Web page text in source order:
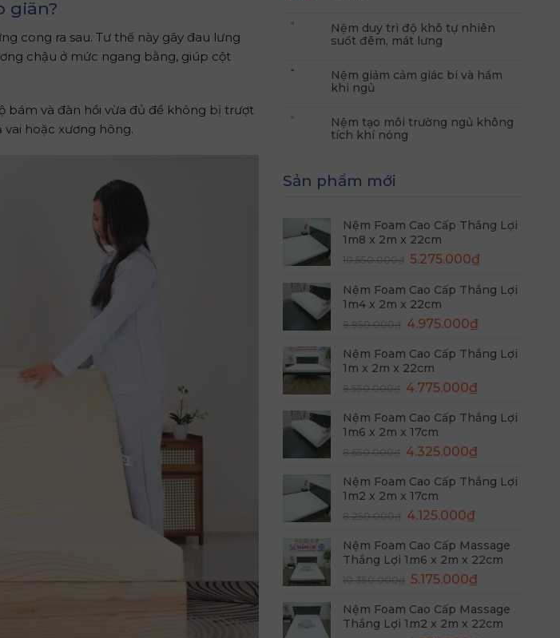
giãn?
cong ra sau. Tư thế này gây đau lưng
chậu ở mức ngang bằng, giúp cột
bám và đàn hồi vừa đủ để không bị trượt
hoặc xương hông.
Nệm duy trì độ khô tự nhiên
suốt đêm, mát lưng
Nệm giảm cảm giác bí và hầm
khi ngủ
Nệm tạo môi trường ngủ không
tích khí nóng
Sản phẩm mới
Nệm Foam Cao Cấp Thắng Lợi
1m8 x 2m x 22cm
10.550.000₫ Giá
là:
10.550.000₫.
5.275.000₫Giá
tại
Nệm Foam Cao Cấp Thắng Lợi
1m4 x 2m x 22cm
9.950.000₫ Giá
là:
9.950.000₫.
4.975.000₫Giá
tại
Nệm Foam Cao Cấp Thắng Lợi
1m x 2m x 22cm
9.550.000₫ Giá
là:
9.550.000₫.
4.775.000₫Giá
tại
Nệm Foam Cao Cấp Thắng Lợi
1m6 x 2m x 17cm
8.650.000₫ Giá
là:
8.650.000₫.
4.325.000₫Giá
tại
Nệm Foam Cao Cấp Thắng Lợi
1m2 x 2m x 17cm
8.250.000₫ Giá
là:
8.250.000₫.
4.125.000₫Giá
tại
là:
4.125.000₫.
Nệm Foam Cao Cấp Massage
Thắng Lợi 1m6 x 2m x 22cm
10.350.000₫ Giá
là:
10.350.000₫.
5.175.000₫Giá
tại
là:
Nệm Foam Cao Cấp Massage
Thắng Lợi 1m2 x 2m x 22cm